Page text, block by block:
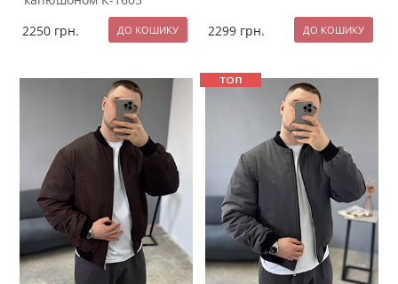
2250 грн. 2299 грн.